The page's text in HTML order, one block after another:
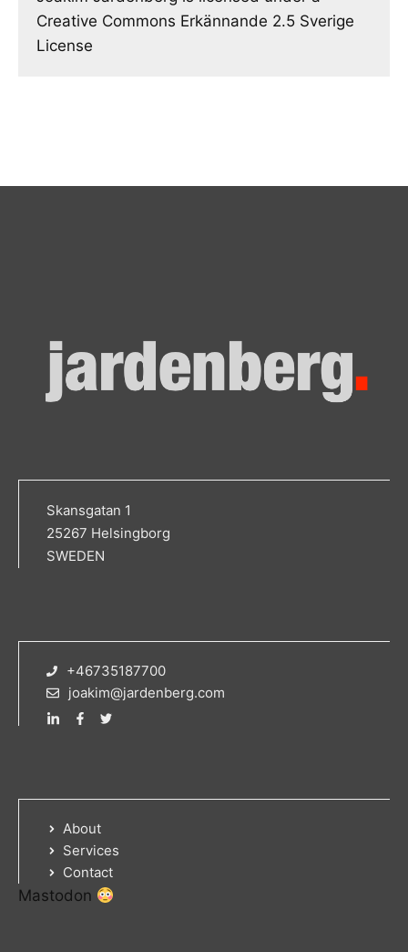
Creative Commons Erkännande 2.5 Sverige
License
Skansgatan 1
25267 Helsingborg
SWEDEN
+46735187700
joakim@jardenberg.com
About
Services
Contact
Mastodon